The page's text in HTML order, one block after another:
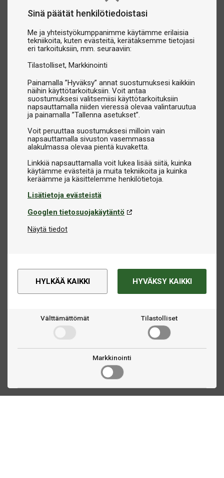
Sinä päätät henkilötiedoistasi
Me ja yhteistyökumppanimme käytämme erilaisia
tekniikoita, kuten evästeitä, kerätäksemme tietojasi
eri tarkoituksiin, mm. seuraaviin:
Tilastolliset Markkinointi
Painamalla ”Hyväksy” annat suostumuksesi kaikkiin
näihin käyttötarkoituksiin. Voit antaa
suostumuksesi valitsemiisi käyttötarkoituksiin
napsauttamalla niiden vieressä olevaa valintaruutua
ja painamalla ”Tallenna asetukset”.
Voit peruuttaa suostumuksesi milloin vain
napsauttamalla sivuston vasemmassa
alakulmassa olevaa pientä kuvaketta.
Linkkiä napsauttamalla voit lukea lisää siitä, kuinka
käytämme evästeitä ja muita tekniikoita ja kuinka
Lisätietoja evästeistä
Googlen tietosuojakäytäntö
Näytä tiedot
HYLKÄÄ KAIKKI HYVÄKSY KAIKKI
Välttämättömät Tilastolliset
Markkinointi